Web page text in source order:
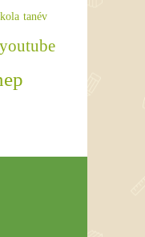
tanév
youtube